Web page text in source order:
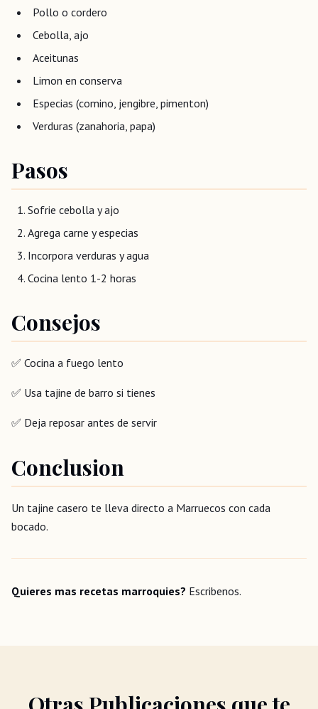
Pollo o cordero
Cebolla, ajo
Aceitunas
Limon en conserva
Especias (comino, jengibre, pimenton)
Verduras (zanahoria, papa)
Pasos
Sofrie cebolla y ajo
Agrega carne y especias
Incorpora verduras y agua
Cocina lento 1-2 horas
Consejos
✅ Cocina a fuego lento
✅ Usa tajine de barro si tienes
✅ Deja reposar antes de servir
Conclusion
Un tajine casero te lleva directo a Marruecos con cada
bocado.
Quieres mas recetas marroquies? Escribenos.